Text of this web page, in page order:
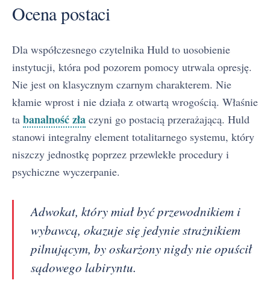
Ocena postaci
Dla współczesnego czytelnika Huld to uosobienie
instytucji, która pod pozorem pomocy utrwala opresję.
Nie jest on klasycznym czarnym charakterem. Nie
kłamie wprost i nie działa z otwartą wrogością. Właśnie
ta banalność zła czyni go postacią przerażającą. Huld
stanowi integralny element totalitarnego systemu, który
niszczy jednostkę poprzez przewlekłe procedury i
psychiczne wyczerpanie.
Adwokat, który miał być przewodnikiem i
wybawcą, okazuje się jedynie strażnikiem
pilnującym, by oskarżony nigdy nie opuścił
sądowego labiryntu.
2 Proces - plan wydarzeń
Geneza i okoliczności powstania Procesu